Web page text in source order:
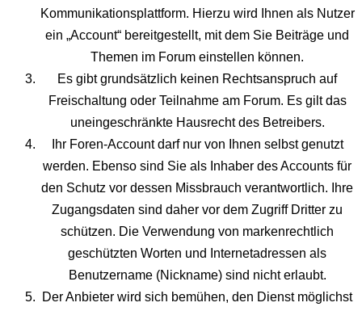
Kommunikationsplattform. Hierzu wird Ihnen als Nutzer
ein „Account“ bereitgestellt, mit dem Sie Beiträge und
Themen im Forum einstellen können.
Es gibt grundsätzlich keinen Rechtsanspruch auf
Freischaltung oder Teilnahme am Forum. Es gilt das
uneingeschränkte Hausrecht des Betreibers.
Ihr Foren-Account darf nur von Ihnen selbst genutzt
werden. Ebenso sind Sie als Inhaber des Accounts für
den Schutz vor dessen Missbrauch verantwortlich. Ihre
Zugangsdaten sind daher vor dem Zugriff Dritter zu
schützen. Die Verwendung von markenrechtlich
geschützten Worten und Internetadressen als
Benutzername (Nickname) sind nicht erlaubt.
Der Anbieter wird sich bemühen, den Dienst möglichst